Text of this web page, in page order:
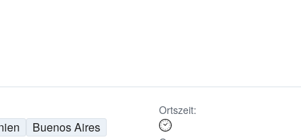
Buenos Aires
Ortszeit: